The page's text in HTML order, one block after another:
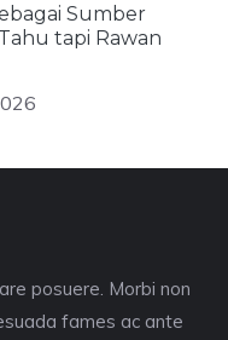
Sumber
tapi Rawan
posuere. Morbi non
fames ac ante